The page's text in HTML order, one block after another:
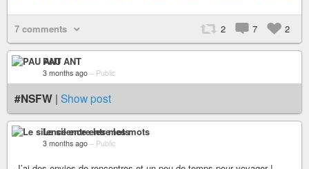
7 comments 2 7 2
PAU ANT
3 months ago – Public
#NSFW | Show post
Le silence entre les mots
3 months ago – Public